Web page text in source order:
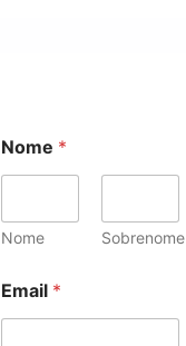
Nome *
Nome Sobrenome
o
m
Email *